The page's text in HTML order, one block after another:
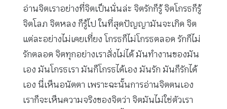
อ่านจิตเราอย่างที่จิตเป็นนั่นล่ะ จิตรักก็รู้ จิตโกรธก็รู้
จิตโลภ จิตหลง ก็รู้ไป ในที่สุดปัญญามันจะเกิด จิต
แต่ละอย่างไม่เคยเที่ยง โกรธก็ไม่โกรธตลอด รักก็ไม่
รักตลอด จิตทุกอย่างเราสั่งไม่ได้ มันทำงานของมัน
เอง มันโกรธเรา มันก็โกรธได้เอง มันรัก มันก็รักได้
เอง นี่เห็นอนัตตา เพราะฉะนั้นการอ่านจิตตนเอง
เราก็จะเห็นความจริงของจิตว่า จิตมันไม่ใช่ตัวเรา